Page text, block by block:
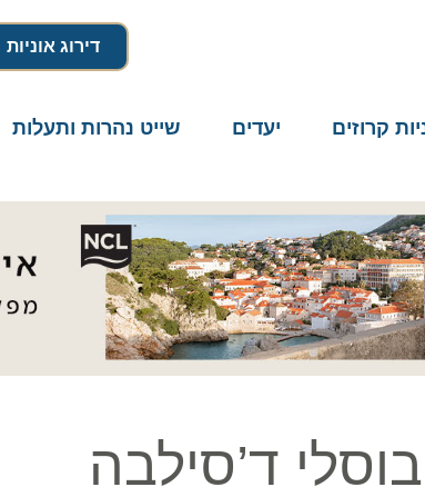
דירוג אוניות
קרוזים יעדים שייט נהרות ותעלות
ד’סילבה